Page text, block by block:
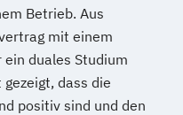
Betrieb. Aus
mit einem
duales Studium
dass die
positiv sind und den